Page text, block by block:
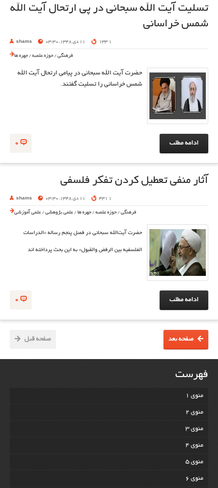
تسلیت آیت الله سبحانی در پی ارتحال آیت الله
شمس خراسانی
shams 11 دی 1348, 03:30 1 133
فرهنگی /حوزه علمیه /چهره ها
حضرت آیت الله سبحانی در پیامی ارتحال آیت الله
شمس خراسانی را تسلیت گفتند.
0 ادامه مطلب
آثار منفی تعطیل کردن تفکر فلسفی
shams 11 دی 1348, 03:30 1 431
فرهنگی /حوزه علمیه /چهره ها / علمی پژوهشی / علمی آموزشی
حضرت آیت‌الله سبحانی در فصل پنجم رساله «الدراسات
الفلسفیه بین الرفض و‌القبول» به این بحث پرداخته اند
0 ادامه مطلب
صفحه قبل صفحه بعد
فهرست
منوی 1
منوی 2
منوی 3
منوی 4
منوی 5
منوی 6